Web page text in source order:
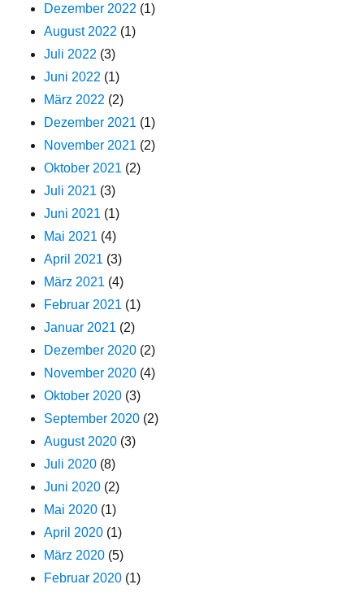
Dezember 2022 (1)
August 2022 (1)
Juli 2022 (3)
Juni 2022 (1)
März 2022 (2)
Dezember 2021 (1)
November 2021 (2)
Oktober 2021 (2)
Juli 2021 (3)
Juni 2021 (1)
Mai 2021 (4)
April 2021 (3)
März 2021 (4)
Februar 2021 (1)
Januar 2021 (2)
Dezember 2020 (2)
November 2020 (4)
Oktober 2020 (3)
September 2020 (2)
August 2020 (3)
Juli 2020 (8)
Juni 2020 (2)
Mai 2020 (1)
April 2020 (1)
März 2020 (5)
Februar 2020 (1)